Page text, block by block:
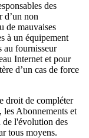
des
d’un non
de mauvaises
à un équipement
au fournisseur
Internet et pour
d’un cas de force
droit de compléter
les Abonnements et
de l'évolution des
tous moyens.